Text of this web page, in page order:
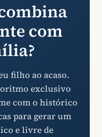
com
filho ao acaso.
exclusivo
com o histórico
para gerar um
e livre de